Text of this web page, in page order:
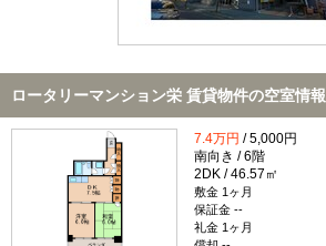
ロータリーマンション栄 賃貸物件の空室情報
7.4万円 / 5,000円
南向き / 6階
2DK / 46.57㎡
敷金 1ヶ月
保証金 --
礼金 1ヶ月